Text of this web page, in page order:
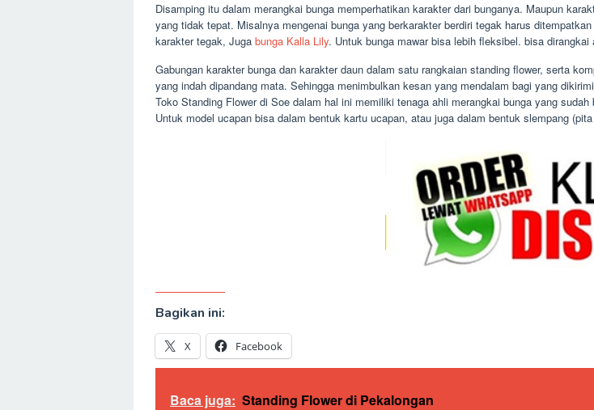
Disamping itu dalam merangkai bunga memperhatikan karakter dari bunganya. Maupun
yang tidak tepat. Misalnya mengenai bunga yang berkarakter berdiri tegak harus
karakter tegak, Juga bunga Kalla Lily. Untuk bunga mawar bisa lebih fleksibel. bisa
Gabungan karakter bunga dan karakter daun dalam satu rangkaian standing flower, serta
yang indah dipandang mata. Sehingga menimbulkan kesan yang mendalam bagi yang
Toko Standing Flower di Soe dalam hal ini memiliki tenaga ahli merangkai bunga yang sudah
Untuk model ucapan bisa dalam bentuk kartu ucapan, atau juga dalam bentuk slempang
Bagikan ini:
X Facebook
Baca juga: Standing Flower di Pekalongan